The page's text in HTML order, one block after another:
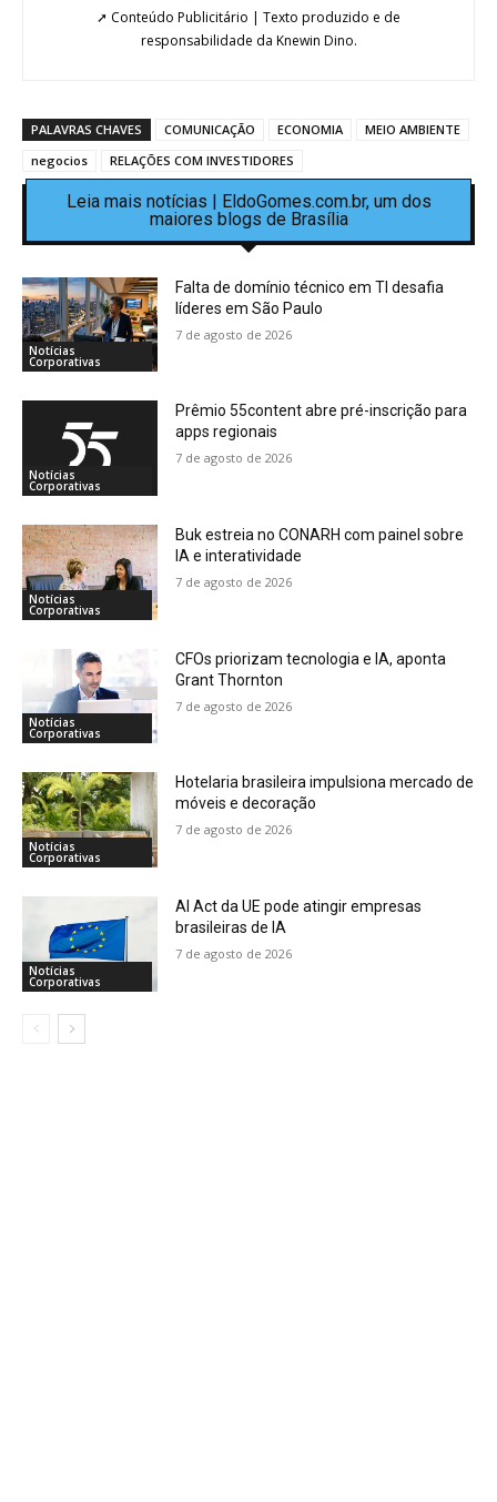
➚ Conteúdo Publicitário | Texto produzido e de
responsabilidade da Knewin Dino.
PALAVRAS CHAVES COMUNICAÇÃO ECONOMIA
MEIO AMBIENTE
negocios
RELAÇÕES COM INVESTIDORES
Leia mais notícias | EldoGomes.com.br, um dos
maiores blogs de Brasília
Notícias
Corporativas
Falta de domínio técnico em TI desafia
líderes em São Paulo
7 de agosto de 2026
Notícias
Corporativas
Prêmio 55content abre pré-inscrição para
apps regionais
7 de agosto de 2026
Notícias
Corporativas
Buk estreia no CONARH com painel sobre
IA e interatividade
7 de agosto de 2026
Notícias
Corporativas
CFOs priorizam tecnologia e IA, aponta
Grant Thornton
7 de agosto de 2026
Notícias
Corporativas
Hotelaria brasileira impulsiona mercado de
móveis e decoração
7 de agosto de 2026
Notícias
Corporativas
AI Act da UE pode atingir empresas
brasileiras de IA
7 de agosto de 2026